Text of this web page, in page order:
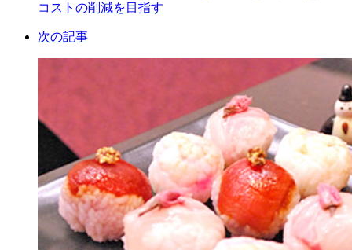
コストの削減を目指す
次の記事